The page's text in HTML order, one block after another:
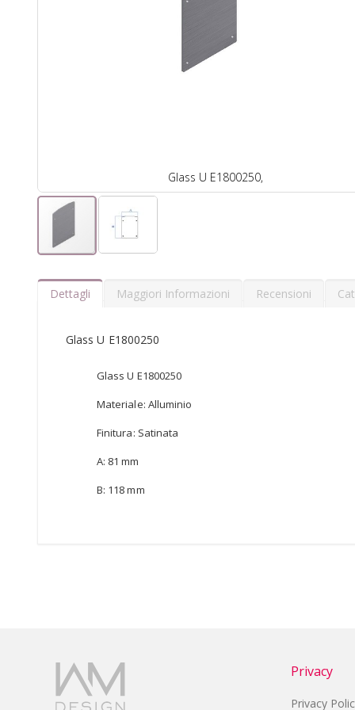
Glass U E1800250,
Dettagli
Glass U E1800250
Glass U E1800250
Materiale: Alluminio
Finitura: Satinata
A: 81 mm
B: 118 mm
Maggiori Informazioni Recensioni
Privacy
Privacy